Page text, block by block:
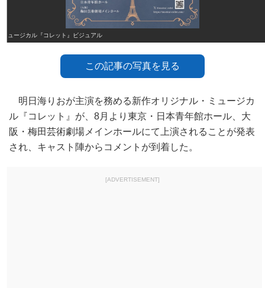
ミュージカル『コレット』ビジュアル
この記事の写真を見る
明日海りおが主演を務める新作オリジナル・ミュージカ
ル『コレット』が、8月より東京・日本青年館ホール、大
阪・梅田芸術劇場メインホールにて上演されることが発表
され、キャスト陣からコメントが到着した。
[ADVERTISEMENT]